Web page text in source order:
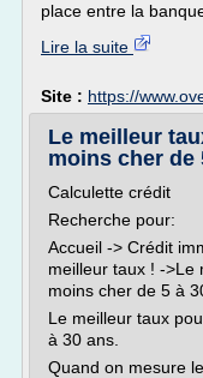
place entre la banque
Lire la suite
Site : https://
Le meilleur
moins cher de
Calculette crédit
Recherche pour:
Accueil -> Crédit
meilleur taux ! ->Le
moins cher de 5 à
Le meilleur taux
à 30 ans.
Quand on mesure